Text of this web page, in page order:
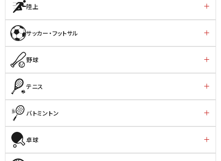
陸上
サッカー・フットサル
野球
テニス
バトミントン
卓球